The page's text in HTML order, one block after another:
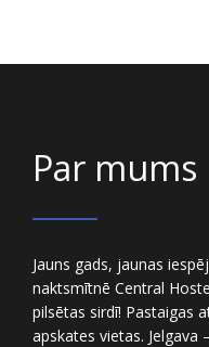
Par mums
Jauns gads, jaunas
naktsmītnē Central
pilsētas sirdī! Pastaigas
apskates vietas.